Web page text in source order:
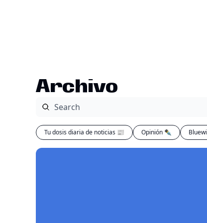
Archivo
Tu dosis diaria de noticias 📰 Opinión ✒️